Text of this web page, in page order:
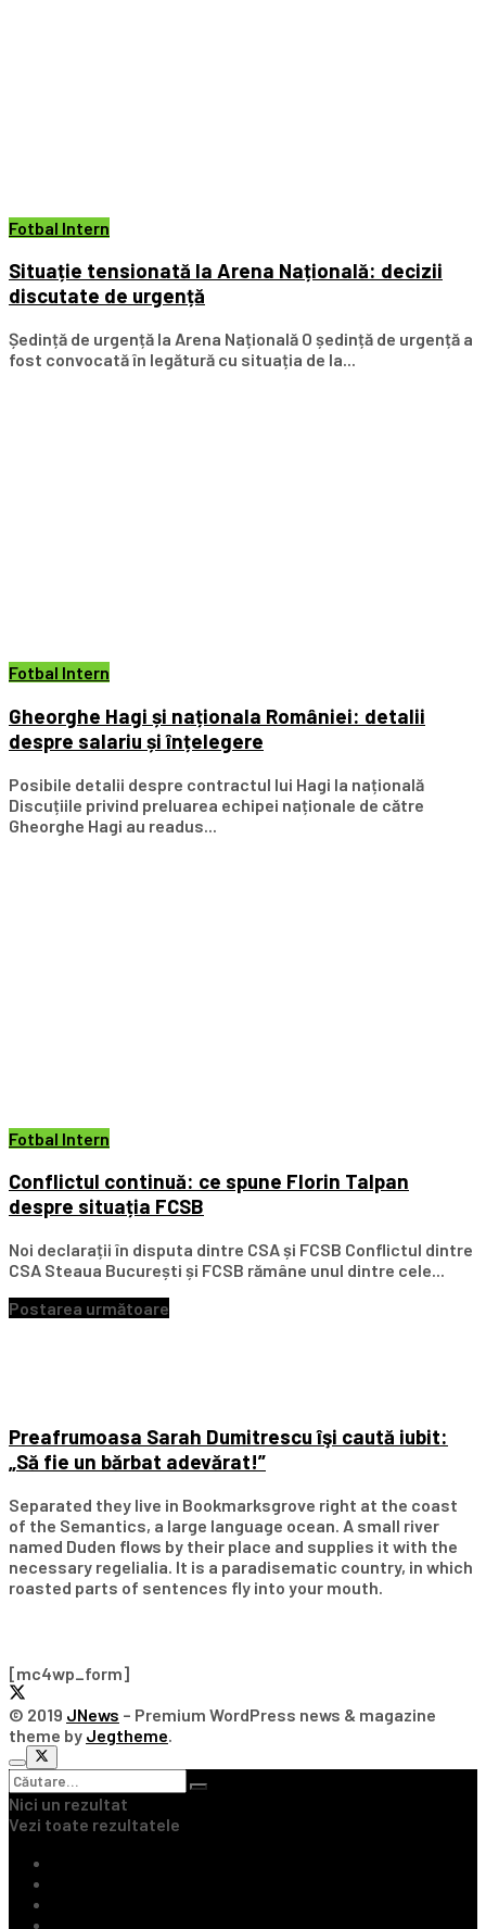
Fotbal Intern
Situație tensionată la Arena Națională: decizii
discutate de urgență
Ședință de urgență la Arena Națională O ședință de urgență a
fost convocată în legătură cu situația de la...
Fotbal Intern
Gheorghe Hagi și naționala României: detalii
despre salariu și înțelegere
Posibile detalii despre contractul lui Hagi la națională
Discuțiile privind preluarea echipei naționale de către
Gheorghe Hagi au readus...
Fotbal Intern
Conflictul continuă: ce spune Florin Talpan
despre situația FCSB
Noi declarații în disputa dintre CSA și FCSB Conflictul dintre
CSA Steaua București și FCSB rămâne unul dintre cele...
Postarea următoare
Preafrumoasa Sarah Dumitrescu îşi caută iubit:
„Să fie un bărbat adevărat!”
Separated they live in Bookmarksgrove right at the coast
of the Semantics, a large language ocean. A small river
named Duden flows by their place and supplies it with the
necessary regelialia. It is a paradisematic country, in which
roasted parts of sentences fly into your mouth.
[mc4wp_form]
© 2019 JNews – Premium WordPress news & magazine
theme by Jegtheme.
Nici un rezultat
Vezi toate rezultatele